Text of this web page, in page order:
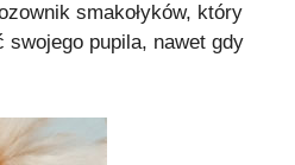
smakołyków, który
pupila, nawet gdy